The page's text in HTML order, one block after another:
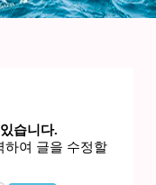
습니다.
하여 글을 수정할